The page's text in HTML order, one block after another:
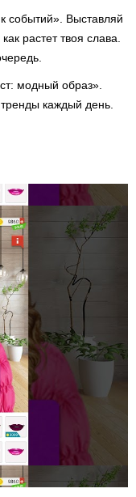
событий». Выставляй
растет твоя слава.
модный образ».
каждый день.